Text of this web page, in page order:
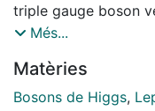
triple gauge boson
of effective theories
observables. We
range for the
Més...
Matèries
Bosons de Higgs,